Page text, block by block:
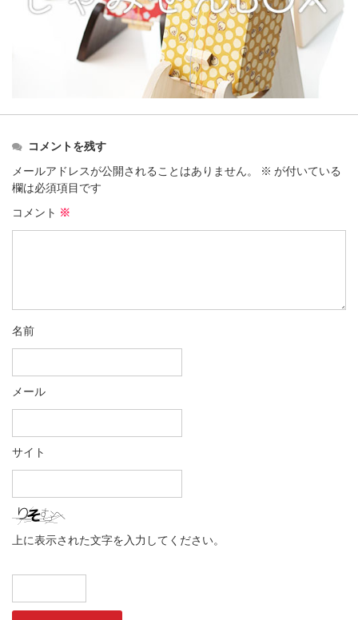
コメントを残す
メールアドレスが公開されることはありません。
※ が付いている
欄は必須項目です
コメント ※
名前
メール
サイト
上に表示された文字を入力してください。